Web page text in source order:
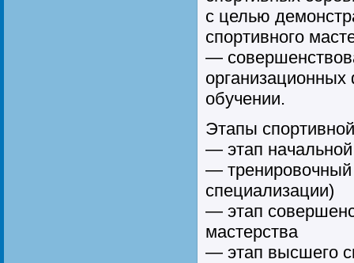
с целью
спортивного
—
обучении.
Этапы
— этап начальной
— тренировочный
специализации)
— этап
мастерства
— этап высшего